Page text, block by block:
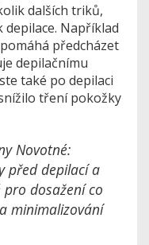
dalších triků,
Například
předcházet
depilačnímu
také po depilaci
tření pokožky
Novotné:
před depilací a
dosažení co
minimalizování